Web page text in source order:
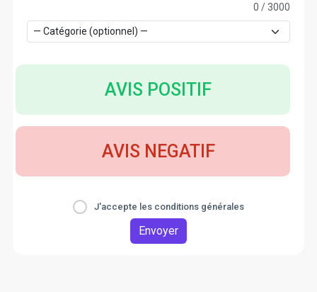
0 / 3000
AVIS POSITIF
AVIS NEGATIF
J'accepte les conditions générales
Envoyer